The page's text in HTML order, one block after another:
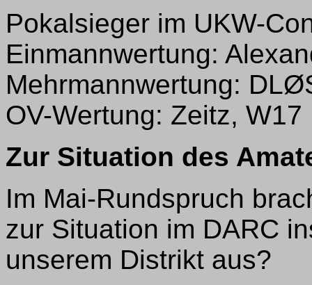
Pokalsieger im UKW-
Einmannwertung:
Mehrmannwertung:
OV-Wertung: Zeitz, W17
Zur Situation des
Im Mai-Rundspruch
zur Situation im DARC
unserem Distrikt aus?